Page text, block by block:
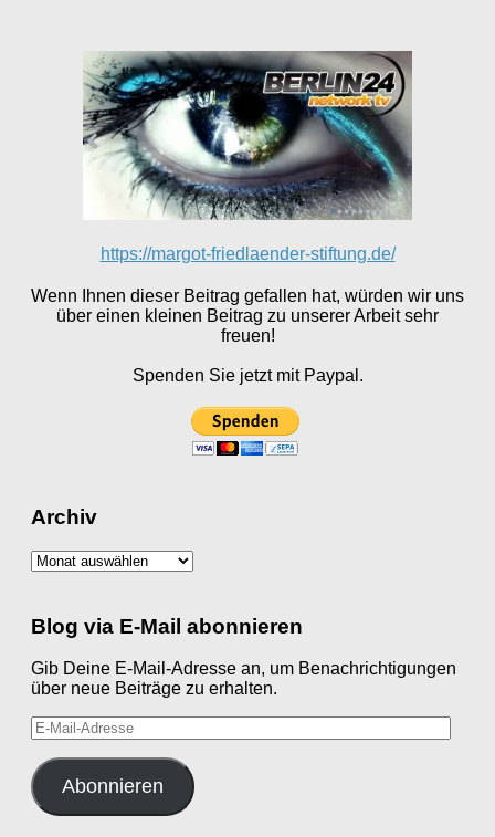
https://margot-friedlaender-stiftung.de/
Wenn Ihnen dieser Beitrag gefallen hat, würden wir uns
über einen kleinen Beitrag zu unserer Arbeit sehr
freuen!
Spenden Sie jetzt mit Paypal.
Archiv
Archiv
Blog via E-Mail abonnieren
Gib Deine E-Mail-Adresse an, um Benachrichtigungen
über neue Beiträge zu erhalten.
E-
Mail-
Adresse
Abonnieren